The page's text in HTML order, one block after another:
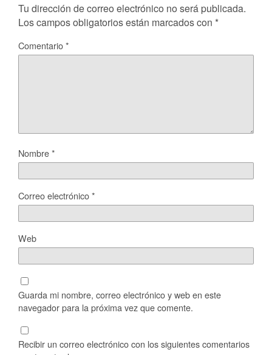
Tu dirección de correo electrónico no será publicada.
Los campos obligatorios están marcados con *
Comentario*
Nombre*
Correo electrónico*
Web
Guarda mi nombre, correo electrónico y web en este
navegador para la próxima vez que comente.
Recibir un correo electrónico con los siguientes comentarios